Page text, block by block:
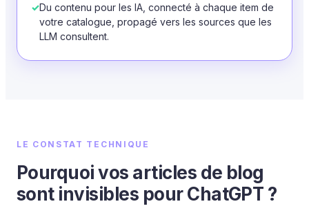
✓Du contenu pour les IA, connecté à chaque item de
votre catalogue, propagé vers les sources que les
LLM consultent.
LE CONSTAT TECHNIQUE
Pourquoi vos articles de blog
sont invisibles pour ChatGPT ?